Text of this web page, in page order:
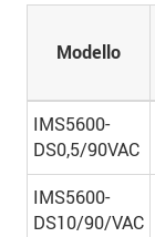
Modello
IMS5600-
DS0,5/90VAC
IMS5600-
DS10/90/VAC